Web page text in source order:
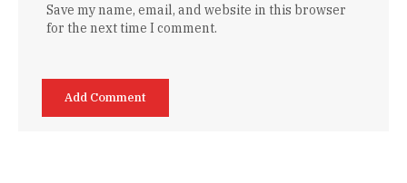
Save my name, email, and website in this browser
for the next time I comment.